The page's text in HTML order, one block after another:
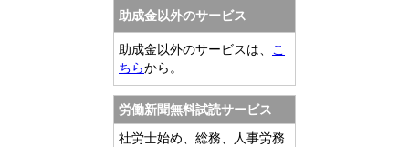
助成金以外のサービス
助成金以外のサービスは、
こ
ちらから。
労働新聞無料試読サービス
社労士始め、総務、人事労務